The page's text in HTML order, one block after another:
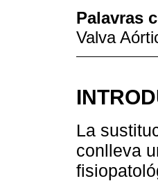
Palavras
Valva
La
conlleva